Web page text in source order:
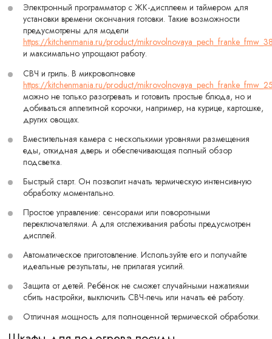
Электронный программатор с ЖК-дисплеем и таймером для
установки времени окончания готовки. Такие возможности
предусмотрены для модели
https://kitchenmania.ru/product/
и максимально упрощают работу.
СВЧ и гриль. В микроволновке
https://kitchenmania.ru/product/
можно не только разогревать и готовить простые блюда, но и
добиваться аппетитной корочки, например, на курице, картошке,
других овощах.
Вместительная камера с несколькими уровнями размещения
еды, откидная дверь и обеспечивающая полный обзор
подсветка.
Быстрый старт. Он позволит начать термическую интенсивную
обработку моментально.
Простое управление: сенсорами или поворотными
переключателями. А для отслеживания работы предусмотрен
дисплей.
Автоматическое приготовление. Используйте его и получайте
идеальные результаты, не прилагая усилий.
Защита от детей. Ребёнок не сможет случайными нажатиями
сбить настройки, выключить СВЧ-печь или начать её работу.
Отличная мощность для полноценной термической обработки.